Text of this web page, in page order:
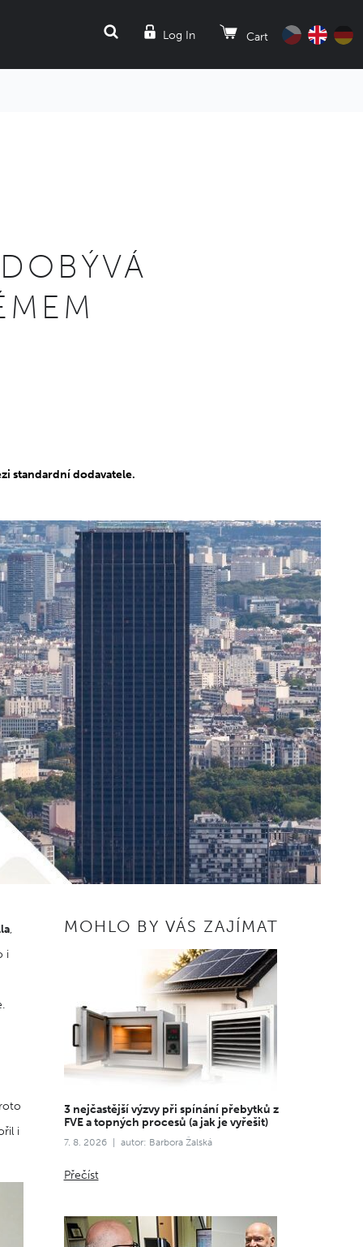
Log In Cart
SEARCH
standardní dodavatele.
,
i
i
MOHLO BY VÁS ZAJÍMAT
3 nejčastější výzvy při spínání přebytků z
FVE a topných procesů (a jak je vyřešit)
7. 8. 2026 autor: Barbora Žalská
Přečíst